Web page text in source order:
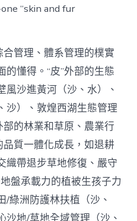
“skin and fur
合管理、體系管理的樸實
懂得。“皮”外部的生態
沙進黃河（沙、水）、
沙）、敦煌西湖生態管理
部的林業和草原、農業行
品質一體化成長，如退耕
織帶退步草地修復、嚴守
盤承載力的植被生孩子力
/綠洲防護林扶植（沙、
沙地/草地全域管理（沙、